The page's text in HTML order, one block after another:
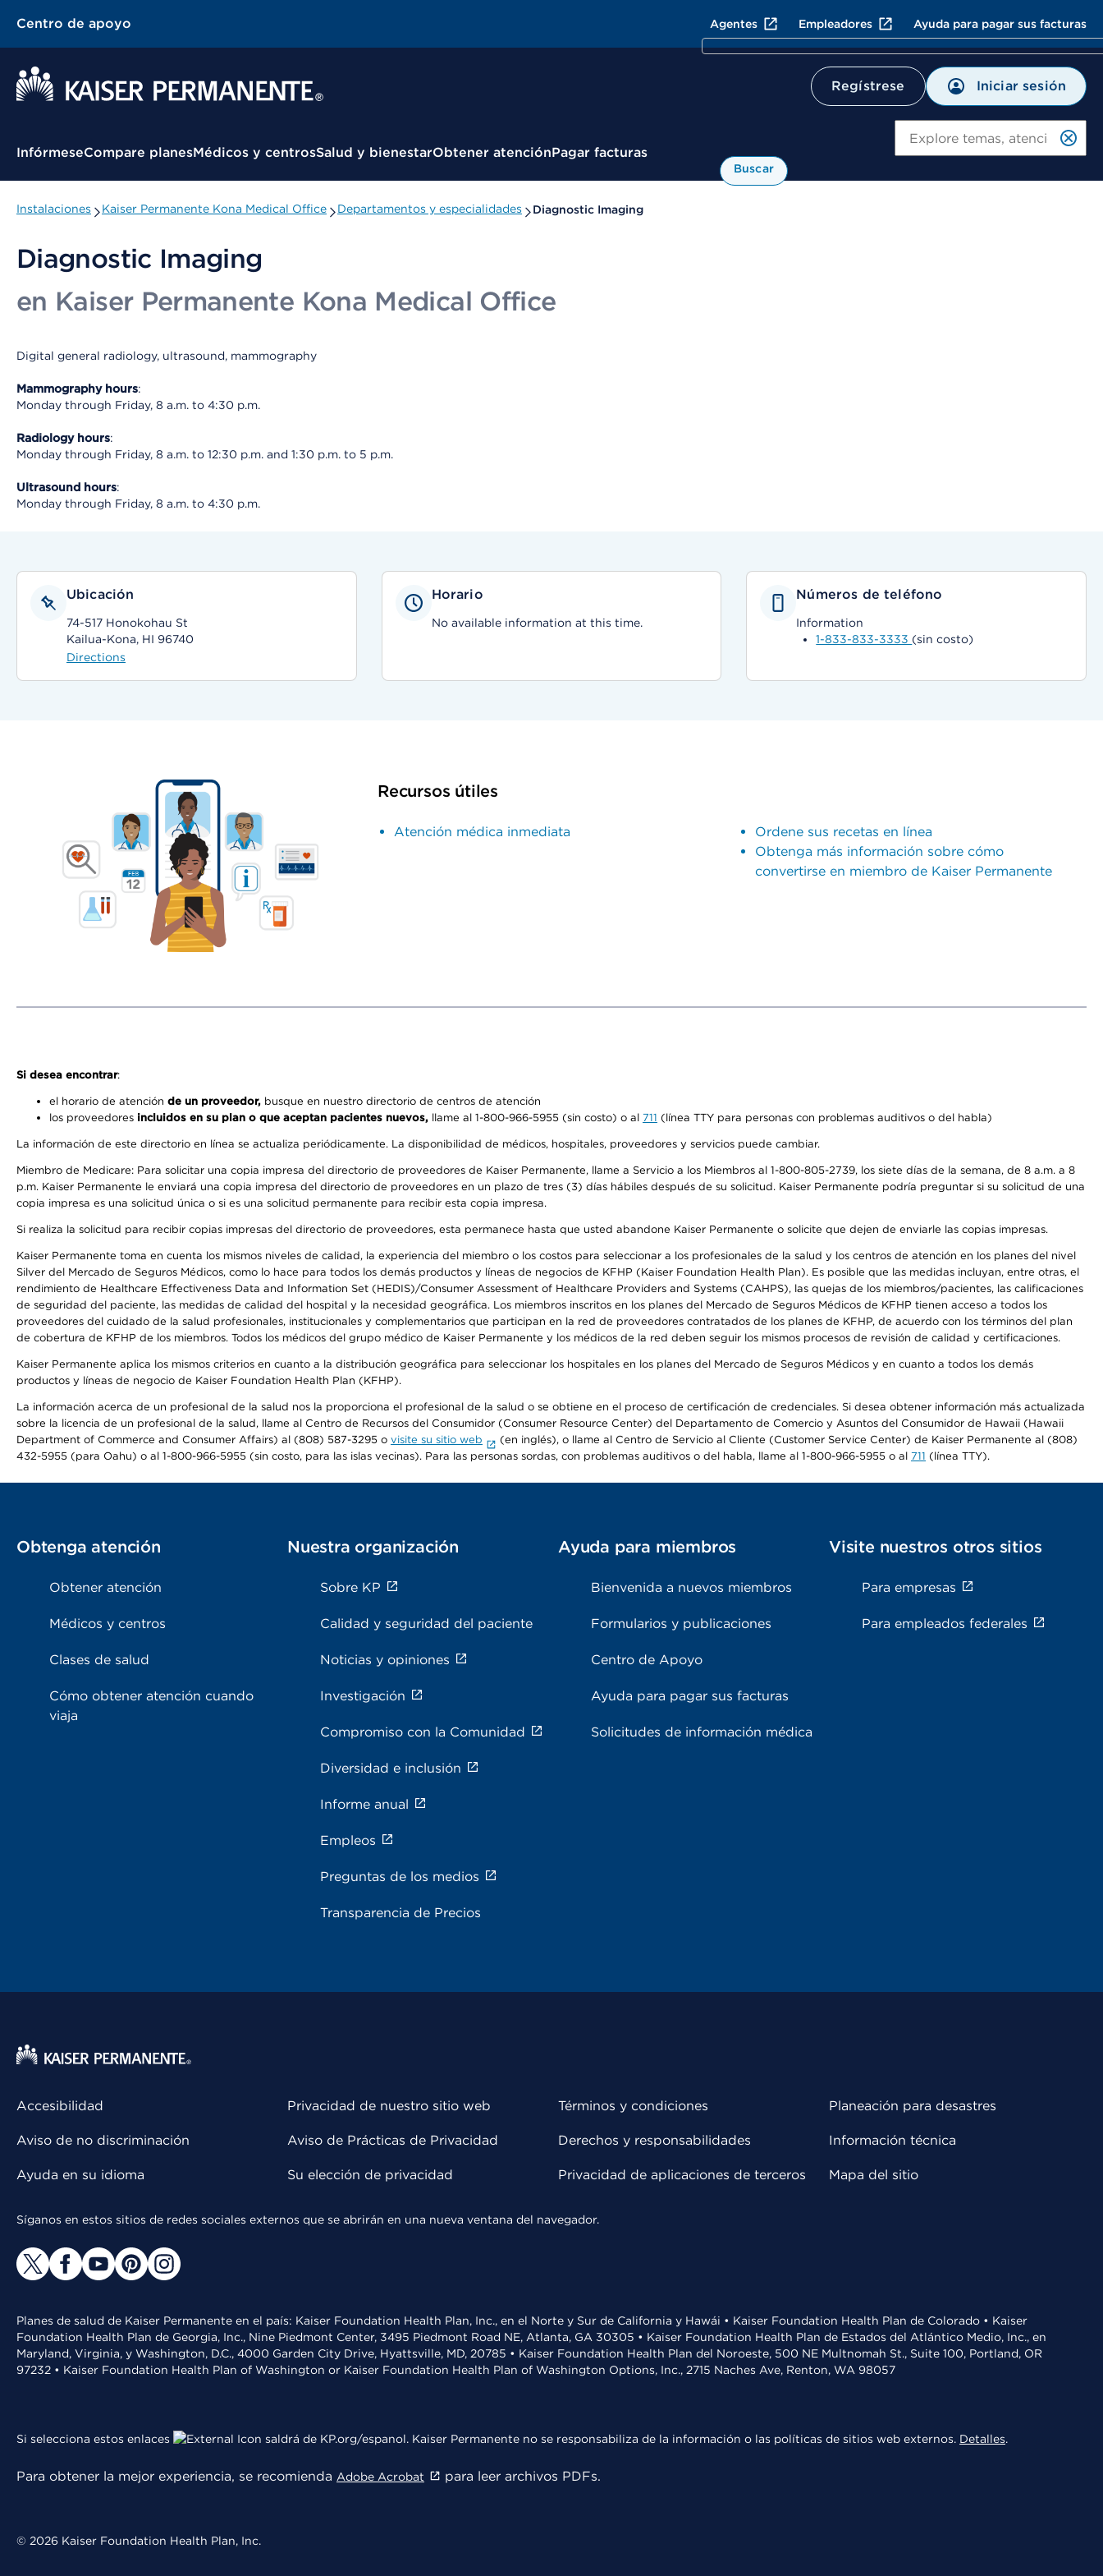
Centro de apoyo Agentes Empleadores Ayuda para pagar sus facturas
Regístrese Iniciar sesión
Menú contextual
InfórmeseCompare planesMédicos y centrosSalud y bienestarObtener atenciónPagar facturas
Buscar
Instalaciones Kaiser Permanente Kona Medical Office Departamentos y especialidades Diagnostic Imaging
Diagnostic Imaging
en Kaiser Permanente Kona Medical Office
Digital general radiology, ultrasound, mammography
Mammography hours:
Monday through Friday, 8 a.m. to 4:30 p.m.
Radiology hours:
Monday through Friday, 8 a.m. to 12:30 p.m. and 1:30 p.m. to 5 p.m.
Ultrasound hours:
Monday through Friday, 8 a.m. to 4:30 p.m.
Ubicación
74-517 Honokohau St
Kailua-Kona, HI 96740
Directions
Horario
No available information at this time.
Números de teléfono
Information
1-833-833-3333 (sin costo)
Recursos útiles
Atención médica inmediata
Ordene sus recetas en línea
Obtenga más información sobre cómo
convertirse en miembro de Kaiser Permanente
Si desea encontrar:
el horario de atención de un proveedor, busque en nuestro directorio de centros de atención
los proveedores incluidos en su plan o que aceptan pacientes nuevos, llame al 1-800-966-5955 (sin costo) o al 711 (línea TTY para personas con problemas auditivos o del habla)
La información de este directorio en línea se actualiza periódicamente. La disponibilidad de médicos, hospitales, proveedores y servicios puede cambiar.
Miembro de Medicare: Para solicitar una copia impresa del directorio de proveedores de Kaiser Permanente, llame a Servicio a los Miembros al 1-800-805-2739, los siete días de la semana, de 8 a.m. a 8
p.m. Kaiser Permanente le enviará una copia impresa del directorio de proveedores en un plazo de tres (3) días hábiles después de su solicitud. Kaiser Permanente podría preguntar si su solicitud de una
copia impresa es una solicitud única o si es una solicitud permanente para recibir esta copia impresa.
Si realiza la solicitud para recibir copias impresas del directorio de proveedores, esta permanece hasta que usted abandone Kaiser Permanente o solicite que dejen de enviarle las copias impresas.
Kaiser Permanente toma en cuenta los mismos niveles de calidad, la experiencia del miembro o los costos para seleccionar a los profesionales de la salud y los centros de atención en los planes del nivel
Silver del Mercado de Seguros Médicos, como lo hace para todos los demás productos y líneas de negocios de KFHP (Kaiser Foundation Health Plan). Es posible que las medidas incluyan, entre otras, el
rendimiento de Healthcare Effectiveness Data and Information Set (HEDIS)/Consumer Assessment of Healthcare Providers and Systems (CAHPS), las quejas de los miembros/pacientes, las calificaciones
de seguridad del paciente, las medidas de calidad del hospital y la necesidad geográfica. Los miembros inscritos en los planes del Mercado de Seguros Médicos de KFHP tienen acceso a todos los
proveedores del cuidado de la salud profesionales, institucionales y complementarios que participan en la red de proveedores contratados de los planes de KFHP, de acuerdo con los términos del plan
de cobertura de KFHP de los miembros. Todos los médicos del grupo médico de Kaiser Permanente y los médicos de la red deben seguir los mismos procesos de revisión de calidad y certificaciones.
Kaiser Permanente aplica los mismos criterios en cuanto a la distribución geográfica para seleccionar los hospitales en los planes del Mercado de Seguros Médicos y en cuanto a todos los demás
productos y líneas de negocio de Kaiser Foundation Health Plan (KFHP).
La información acerca de un profesional de la salud nos la proporciona el profesional de la salud o se obtiene en el proceso de certificación de credenciales. Si desea obtener información más actualizada
sobre la licencia de un profesional de la salud, llame al Centro de Recursos del Consumidor (Consumer Resource Center) del Departamento de Comercio y Asuntos del Consumidor de Hawaii (Hawaii
Department of Commerce and Consumer Affairs) al (808) 587-3295 o visite su sitio web
(en inglés), o llame al Centro de Servicio al Cliente (Customer Service Center) de Kaiser Permanente al (808)
432-5955 (para Oahu) o al 1-800-966-5955 (sin costo, para las islas vecinas). Para las personas sordas, con problemas auditivos o del habla, llame al 1-800-966-5955 o al 711 (línea TTY).
Obtenga atención
Obtener atención
Médicos y centros
Clases de salud
Cómo obtener atención cuando
viaja
Nuestra organización
Sobre KP
Calidad y seguridad del paciente
Noticias y opiniones
Investigación
Compromiso con la Comunidad
Diversidad e inclusión
Informe anual
Empleos
Preguntas de los medios
Transparencia de Precios
Ayuda para miembros
Bienvenida a nuevos miembros
Formularios y publicaciones
Centro de Apoyo
Ayuda para pagar sus facturas
Solicitudes de información médica
Visite nuestros otros sitios
Para empresas
Para empleados federales
Accesibilidad
Aviso de no discriminación
Ayuda en su idioma
Privacidad de nuestro sitio web
Aviso de Prácticas de Privacidad
Su elección de privacidad
Términos y condiciones
Derechos y responsabilidades
Privacidad de aplicaciones de terceros
Planeación para desastres
Información técnica
Mapa del sitio
Síganos en estos sitios de redes sociales externos que se abrirán en una nueva ventana del navegador.
Planes de salud de Kaiser Permanente en el país: Kaiser Foundation Health Plan, Inc., en el Norte y Sur de California y Hawái • Kaiser Foundation Health Plan de Colorado • Kaiser
Foundation Health Plan de Georgia, Inc., Nine Piedmont Center, 3495 Piedmont Road NE, Atlanta, GA 30305 • Kaiser Foundation Health Plan de Estados del Atlántico Medio, Inc., en
Maryland, Virginia, y Washington, D.C., 4000 Garden City Drive, Hyattsville, MD, 20785 • Kaiser Foundation Health Plan del Noroeste, 500 NE Multnomah St., Suite 100, Portland, OR
97232 • Kaiser Foundation Health Plan of Washington or Kaiser Foundation Health Plan of Washington Options, Inc., 2715 Naches Ave, Renton, WA 98057
Si selecciona estos enlaces saldrá de KP.org/espanol. Kaiser Permanente no se responsabiliza de la información o las políticas de sitios web externos. Detalles.
Para obtener la mejor experiencia, se recomienda Adobe Acrobat para leer archivos PDFs.
© 2026 Kaiser Foundation Health Plan, Inc.